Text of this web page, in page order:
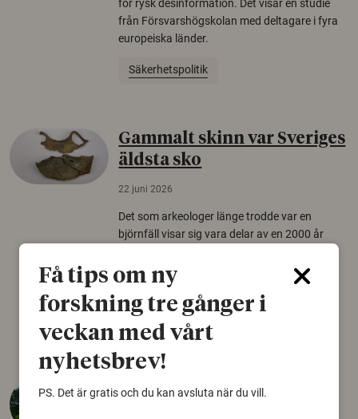
för rysk desinformation. Det visar en studie
från Försvarshögskolan med deltagare i fyra
europeiska länder.
Säkerhetspolitik
Gammalt skinn var Sveriges
äldsta sko
22 juni 2026
Det som arkeologer länge trodde var en
björnfäll visar sig vara delar av en 2000 år
skomode och beskrivs som mycket ovanligt i
Norden.
Arkeologi
Så mycket eklandskap
Få tips om ny
forskning tre gånger i
veckan med vårt
nyhetsbrev!
PS. Det är gratis och du kan avsluta när du vill.